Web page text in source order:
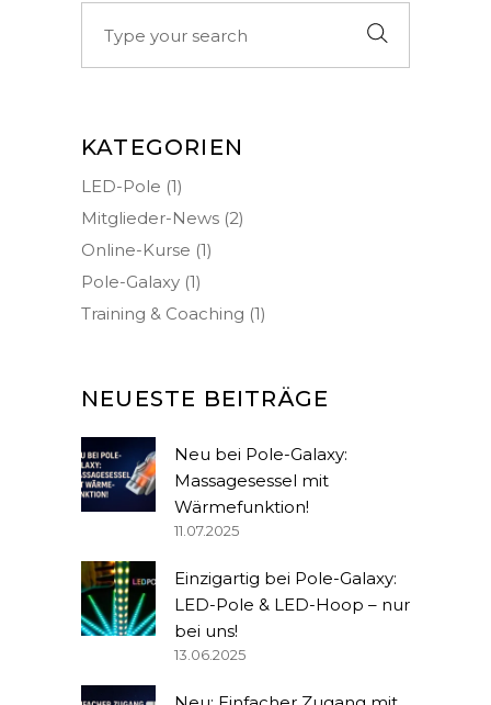
KATEGORIEN
LED-Pole (1)
Mitglieder-News (2)
Online-Kurse (1)
Pole-Galaxy (1)
Training & Coaching (1)
NEUESTE BEITRÄGE
Neu bei Pole-Galaxy:
Massagesessel mit
Wärmefunktion!
11.07.2025
Einzigartig bei Pole-Galaxy:
LED-Pole & LED-Hoop – nur
bei uns!
13.06.2025